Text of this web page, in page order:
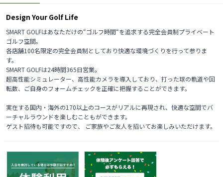
Design Your Golf Life
SMART GOLFはあなただけの“ゴルフ時間“を追求する完全会員制プライベート
ゴルフ空間。
各店舗100名限定の完全会員制としており快適な環境づくりを行って参りま
す。
SMART GOLFは24時間365日営業。
超高性能シミュレーター、高性能カメラを導入しており、打った球の軌道や回
転数、ご自身のフォームチェックを正確に把握することができます。
実在する国内・海外の170以上のコースがリアルに再現され、快適な空間でバ
ーチャルラウンドを楽しむこともができます。